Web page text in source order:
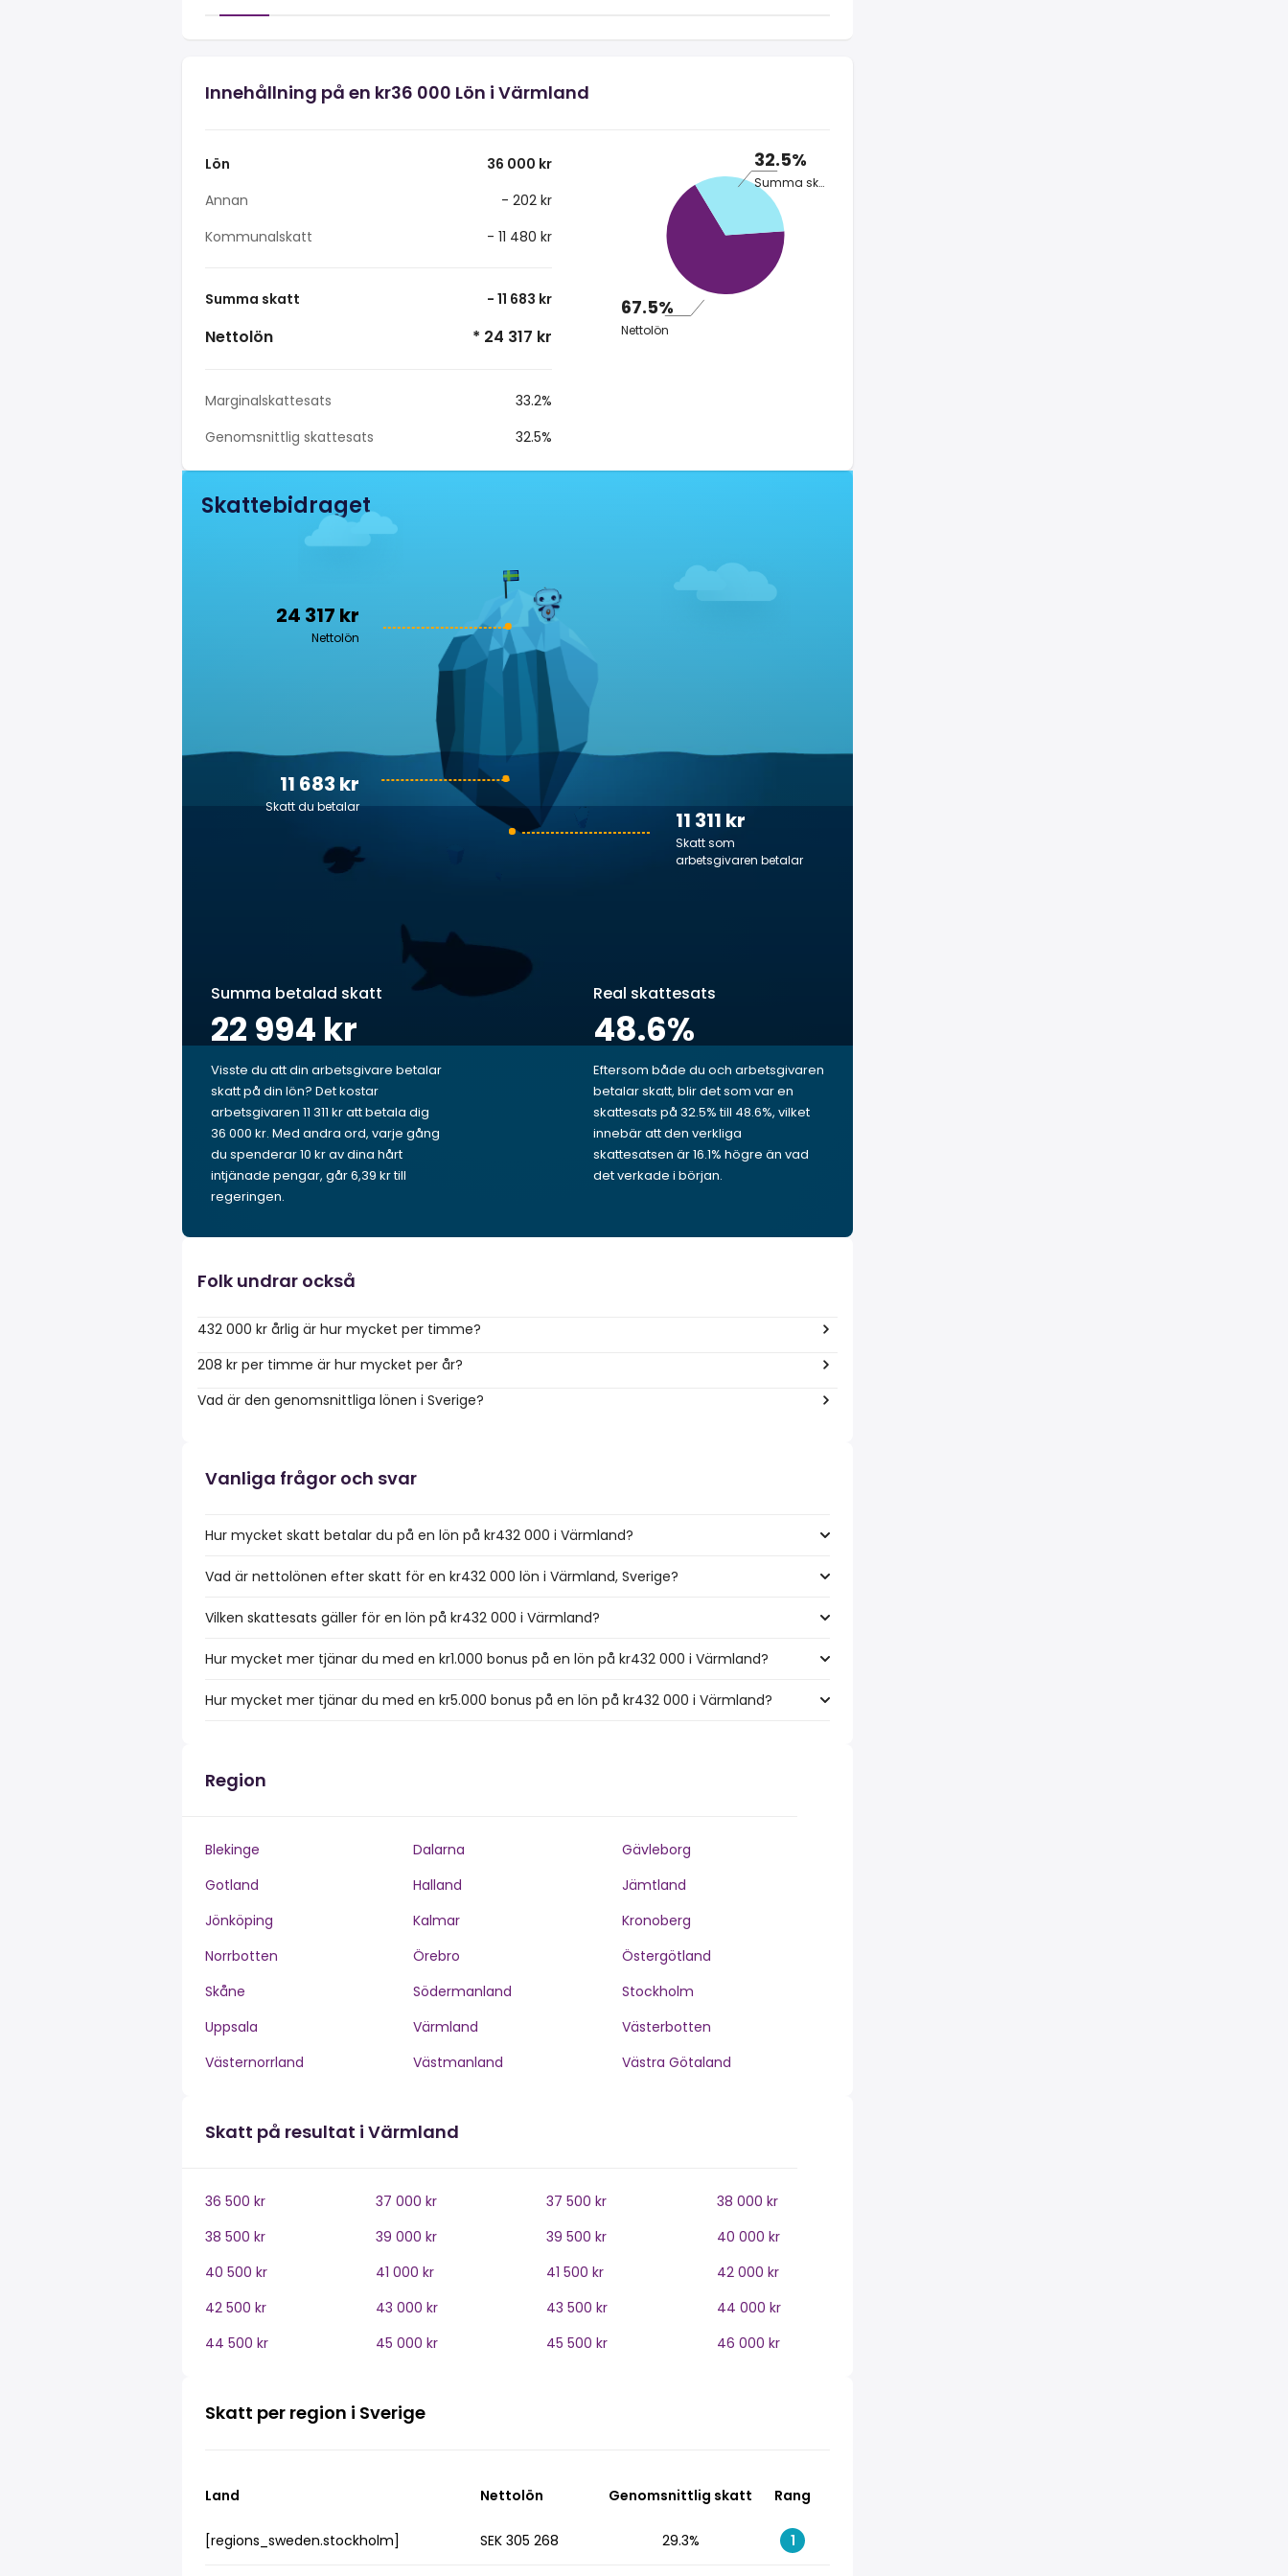
Innehållning på en kr36 000 Lön i Värmland
Lön
36 000 kr
Annan
- 202 kr
Kommunalskatt
- 11 480 kr
Summa skatt - 11 683 kr
Nettolön * 24 317 kr
Marginalskattesats
33.2%
Genomsnittlig skattesats
32.5%
32.5%
Summa skatt
67.5%
Nettolön
Skattebidraget
24 317 kr
Nettolön
11 311 kr
Skatt som
arbetsgivaren betalar
11 683 kr
Skatt du betalar
Summa betalad skatt
22 994 kr
Visste du att din arbetsgivare betalar
skatt på din lön? Det kostar
arbetsgivaren 11 311 kr att betala dig
36 000 kr. Med andra ord, varje gång
du spenderar 10 kr av dina hårt
intjänade pengar, går 6,39 kr till
regeringen.
Real skattesats
48.6%
Eftersom både du och arbetsgivaren
betalar skatt, blir det som var en
skattesats på 32.5% till 48.6%, vilket
innebär att den verkliga
skattesatsen är 16.1% högre än vad
det verkade i början.
Folk undrar också
432 000 kr årlig är hur mycket per timme?
208 kr per timme är hur mycket per år?
Vad är den genomsnittliga lönen i Sverige?
Vanliga frågor och svar
Hur mycket skatt betalar du på en lön på kr432 000 i Värmland?
Vad är nettolönen efter skatt för en kr432 000 lön i Värmland, Sverige?
Vilken skattesats gäller för en lön på kr432 000 i Värmland?
Hur mycket mer tjänar du med en kr1.000 bonus på en lön på kr432 000 i Värmland?
Hur mycket mer tjänar du med en kr5.000 bonus på en lön på kr432 000 i Värmland?
Region
Blekinge Dalarna
Gävleborg
Gotland
Halland
Jämtland
Jönköping
Kalmar
Kronoberg
Norrbotten
Örebro
Östergötland
Skåne
Södermanland
Stockholm
Uppsala
Värmland
Västerbotten
Västernorrland
Västmanland Västra Götaland
Skatt på resultat i Värmland
36 500 kr 37 000 kr 37 500 kr
38 000 kr
38 500 kr
39 000 kr 39 500 kr
40 000 kr
40 500 kr
41 000 kr 41 500 kr
42 000 kr
42 500 kr
43 000 kr 43 500 kr
44 000 kr
44 500 kr
45 000 kr 45 500 kr 46 000 kr
Skatt per region i Sverige
Land Nettolön Genomsnittlig skatt Rang
[regions_sweden.stockholm] SEK 305 268 29.3% 1